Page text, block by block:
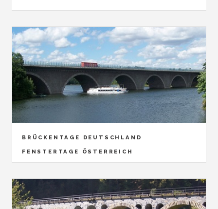
BRÜCKENTAGE DEUTSCHLAND
FENSTERTAGE ÖSTERREICH